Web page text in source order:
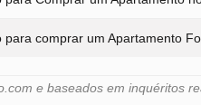
comprar um Apartamento
e baseados em inquéritos